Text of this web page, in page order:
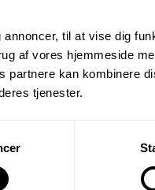
til at vise dig
af vores hjemmeside
partnere kan kombinere
tjenester.